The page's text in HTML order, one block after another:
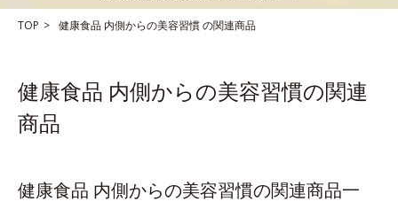
TOP 健康食品 内側からの美容習慣の関連商品
健康食品 内側からの美容習慣の関連
商品
健康食品 内側からの美容習慣の関連商品一